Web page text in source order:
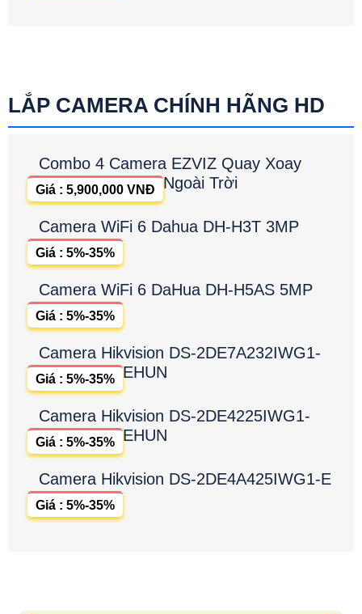
LẮP CAMERA CHÍNH HÃNG HD
Combo 4 Camera EZVIZ Quay Xoay
Ngoài Trời
Giá : 5,900,000 VNĐ
Camera WiFi 6 Dahua DH-H3T 3MP
Giá : 5%-35%
Camera WiFi 6 DaHua DH-H5AS 5MP
Giá : 5%-35%
Camera Hikvision DS-2DE7A232IWG1-
EHUN
Giá : 5%-35%
Camera Hikvision DS-2DE4225IWG1-
EHUN
Giá : 5%-35%
Camera Hikvision DS-2DE4A425IWG1-E
Giá : 5%-35%